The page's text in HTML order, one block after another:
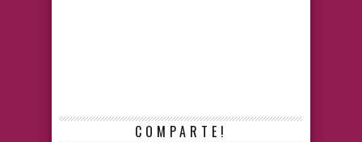
COMPARTE!